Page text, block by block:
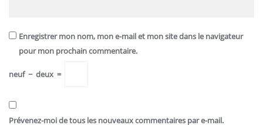
Enregistrer mon nom, mon e-mail et mon site dans le navigateur
pour mon prochain commentaire.
neuf − deux =
Prévenez-moi de tous les nouveaux commentaires par e-mail.